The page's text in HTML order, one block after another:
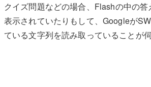
クイズ問題などの場合、Flashの中の
表示されていたりもして、Googleが
ている文字列を読み取っていることが伺